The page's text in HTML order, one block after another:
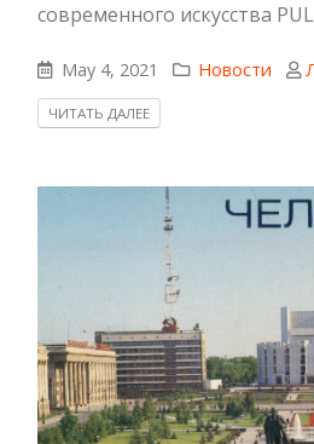
современного искусства
May 4, 2021 Новости
ЧИТАТЬ ДАЛЕЕ